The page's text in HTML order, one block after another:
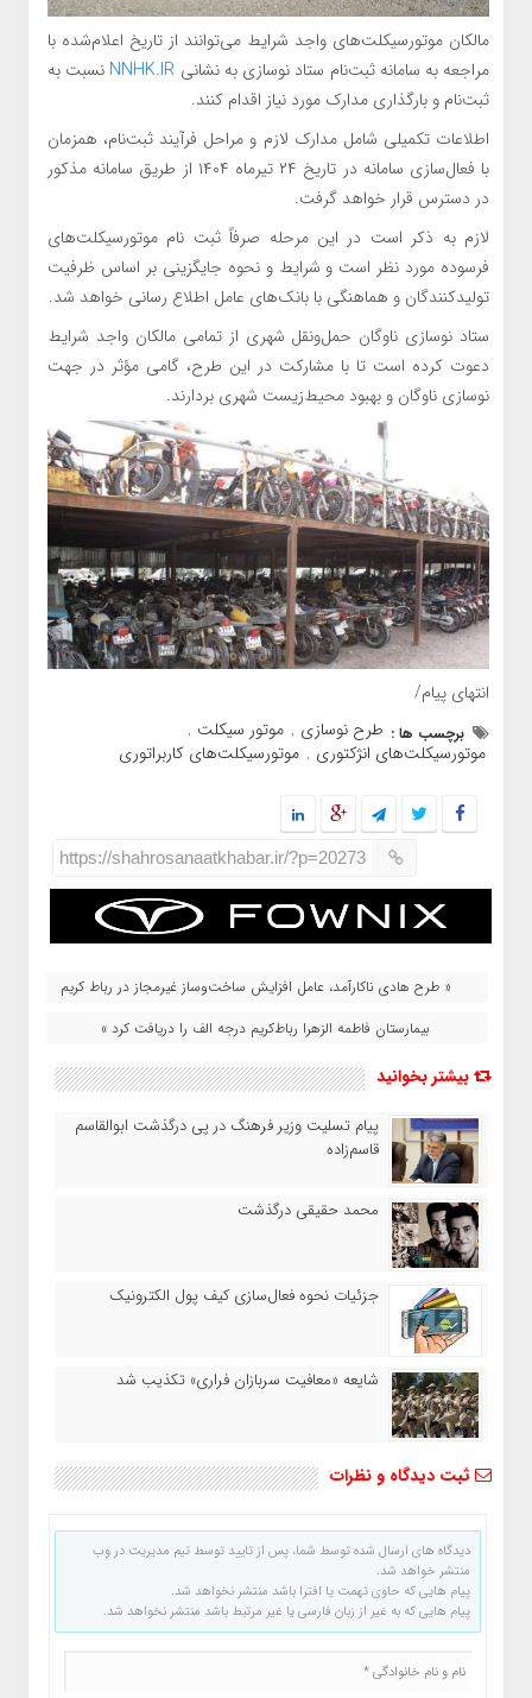
مالکان موتورسیکلت‌های واجد شرایط می‌توانند از تاریخ اعلام‌شده با
مراجعه به سامانه ثبت‌نام ستاد نوسازی به نشانی NNHK.IR نسبت به
ثبت‌نام و بارگذاری مدارک مورد نیاز اقدام کنند.
اطلاعات تکمیلی شامل مدارک لازم و مراحل فرآیند ثبت‌نام، همزمان
با فعال‌سازی سامانه در تاریخ ۲۴ تیرماه ۱۴۰۴ از طریق سامانه مذکور
در دسترس قرار خواهد گرفت.
لازم به ذکر است در این مرحله صرفاً ثبت نام موتورسیکلت‌های
فرسوده مورد نظر است و شرایط و نحوه جایگزینی بر اساس ظرفیت
تولیدکنندگان و هماهنگی با بانک‌های عامل اطلاع رسانی خواهد شد.‌
ستاد نوسازی ناوگان حمل‌ونقل شهری از تمامی مالکان واجد شرایط
دعوت کرده است تا با مشارکت در این طرح، گامی مؤثر در جهت
نوسازی ناوگان و بهبود محیط‌زیست شهری بردارند.
انتهای پیام/
برچسب ها : طرح نوسازی , موتور سیکلت ,
موتورسیکلت‌های انژکتوری , موتورسیکلت‌های کاربراتوری
https://shahrosanaatkhabar.ir/?p=20273
« طرح هادی ناکارآمد، عامل افزایش ساخت‌وساز غیرمجاز در رباط کریم
بیمارستان فاطمه‌ الزهرا رباط‌کريم درجه الف را دریافت کرد »
بیشتر بخوانید
پیام تسلیت وزیر فرهنگ در پی درگذشت ابوالقاسم
قاسم‌زاده
محمد حقیقی درگذشت
جزئیات نحوه فعال‌سازی کیف پول الکترونیک
شایعه «معافیت سربازان فراری» تکذیب شد
ثبت دیدگاه و نظرات
دیدگاه های ارسال شده توسط شما، پس از تایید توسط تیم مدیریت در وب
منتشر خواهد شد.
پیام هایی که حاوی تهمت یا افترا باشد منتشر نخواهد شد.
پیام هایی که به غیر از زبان فارسی یا غیر مرتبط باشد منتشر نخواهد شد.